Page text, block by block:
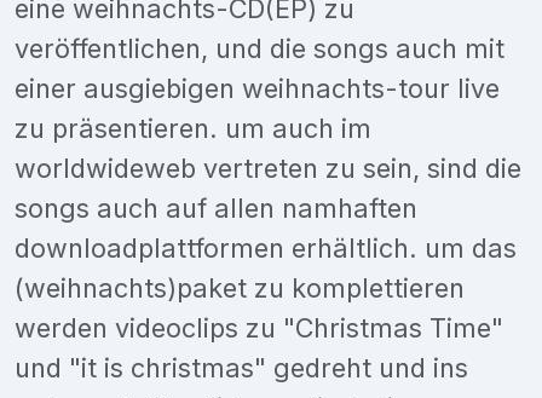
eine weihnachts-CD(EP) zu
veröffentlichen, und die songs auch mit
einer ausgiebigen weihnachts-tour live
zu präsentieren. um auch im
worldwideweb vertreten zu sein, sind die
songs auch auf allen namhaften
downloadplattformen erhältlich. um das
(weihnachts)paket zu komplettieren
werden videoclips zu "Christmas Time"
und "it is christmas" gedreht und ins